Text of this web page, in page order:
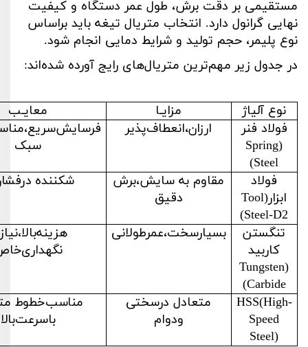
مستقیمی بر دقت برش، طول عمر دستگاه و کیفیت
نهایی گرانول دارد. انتخاب متریال تیغه باید براساس
نوع پلیمر، حجم تولید و شرایط دمایی انجام شود.
در جدول زیر مهم‌ترین متریال‌های رایج آورده شده‌اند:
نوع آلیاژ مزایـا
معایـب
فولاد فنر
(
Spring
Steel
)
ارزان،انعطاف‌پذیر
سبک
فولاد
ابزار(Tool
Steel-D2
)
مقاوم به سایش،برش
دقیق
شکننده
تنگستن
کاربید
(
Tungsten
Carbide
)
بسیارسخت،عمرطولانی
HSS(High-
Speed
Steel)
متعادل درسختی
ودوام
مناسب‌خطوط
باسرعت‌بالا